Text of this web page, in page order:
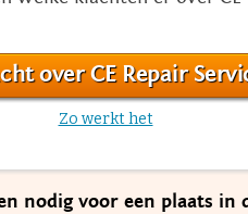
over CE Repair
Zo werkt het
nodig voor een plaats in